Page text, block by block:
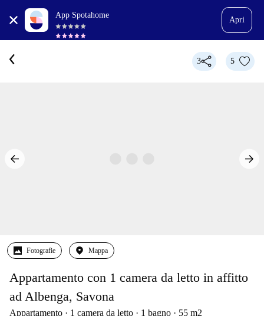
App Spotahome
Apri
3 5
Fotografie Mappa
Appartamento con 1 camera da letto in affitto
ad Albenga, Savona
Appartamento 1 camera da letto 1 bagno 55 m2